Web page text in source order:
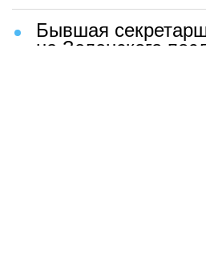
Бывшая
на Зеленского